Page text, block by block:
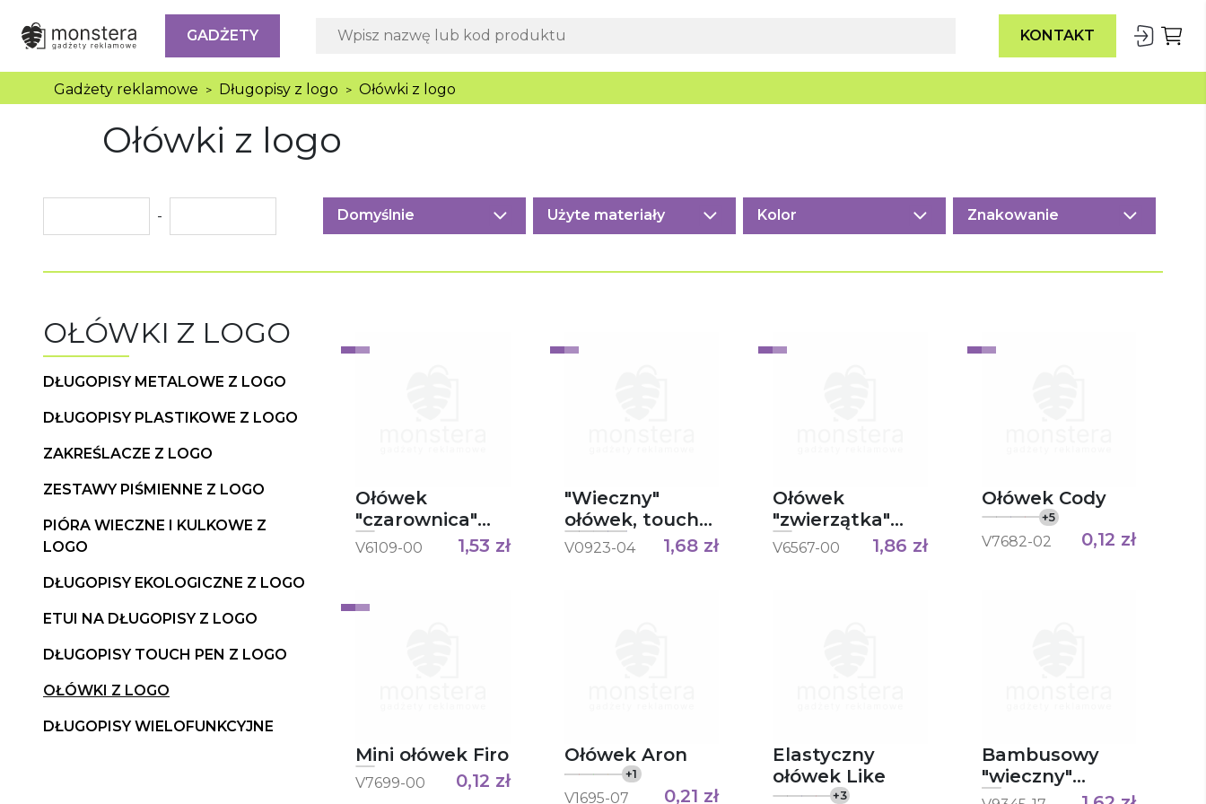
GADŻETY KONTAKT
Gadżety reklamowe > Długopisy z logo > Ołówki z logo
Ołówki z logo
- Domyślnie Użyte materiały Kolor Znakowanie
OŁÓWKI Z LOGO
DŁUGOPISY METALOWE Z LOGO
DŁUGOPISY PLASTIKOWE Z LOGO
ZAKREŚLACZE Z LOGO
ZESTAWY PIŚMIENNE Z LOGO
PIÓRA WIECZNE I KULKOWE Z
LOGO
DŁUGOPISY EKOLOGICZNE Z LOGO
ETUI NA DŁUGOPISY Z LOGO
DŁUGOPISY TOUCH PEN Z LOGO
OŁÓWKI Z LOGO
DŁUGOPISY WIELOFUNKCYJNE
Ołówek
"czarownica"
Cooper
V6109-00 1,53 zł
"Wieczny"
ołówek, touch
pen Evald
V0923-04 1,68 zł
Ołówek
"zwierzątka"
Caden
V6567-00 1,86 zł
Ołówek Cody
+5
V7682-02 0,12 zł
Mini ołówek Firo
V7699-00 0,12 zł
Ołówek Aron
+1
V1695-07 0,21 zł
Elastyczny
ołówek Like
+3
Bambusowy
"wieczny"
ołówek B'RIGHT